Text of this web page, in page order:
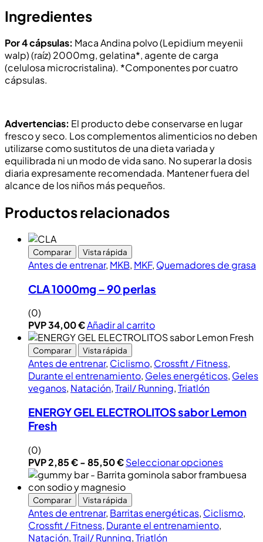
Ingredientes
Por 4 cápsulas: Maca Andina polvo (Lepidium meyenii
walp) (raíz) 2000mg, gelatina*, agente de carga
(celulosa microcristalina). *Componentes por cuatro
cápsulas.
Advertencias: El producto debe conservarse en lugar
fresco y seco. Los complementos alimenticios no deben
utilizarse como sustitutos de una dieta variada y
equilibrada ni un modo de vida sano. No superar la dosis
diaria expresamente recomendada. Mantener fuera del
alcance de los niños más pequeños.
Productos relacionados
Comparar Vista rápida
Antes de entrenar, MKB, MKF, Quemadores de grasa
CLA 1000mg – 90 perlas
(0)
PVP34,00€Añadir al carrito
Comparar Vista rápida
Antes de entrenar, Ciclismo, Crossfit / Fitness,
Durante el entrenamiento, Geles energéticos, Geles
veganos, Natación,Trail/ Running,Triatlón
ENERGY GEL ELECTROLITOS sabor Lemon
Fresh
(0)
PVP2,85€-85,50€Seleccionar opciones
Comparar Vista rápida
Antes de entrenar, Barritas energéticas, Ciclismo,
Crossfit / Fitness, Durante el entrenamiento,
Natación,Trail/ Running,Triatlón